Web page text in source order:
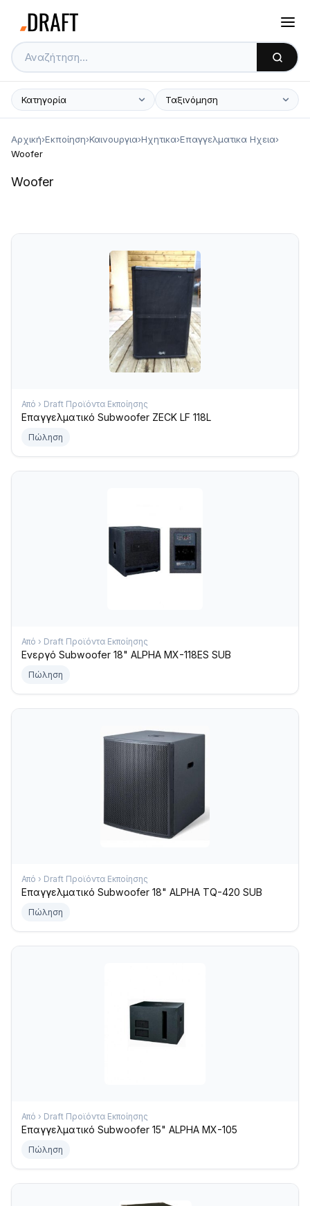
Αρχική›Εκποίηση›Καινουργια›Ηχητικα›Επαγγελματικα Ηχεια›
Woofer
Woofer
Από › Draft Προϊόντα Εκποίησης
Επαγγελματικό Subwoofer ZECK LF 118L
Πώληση
Από › Draft Προϊόντα Εκποίησης
Ενεργό Subwoofer 18" ALPHA MX-118ES SUB
Πώληση
Από › Draft Προϊόντα Εκποίησης
Επαγγελματικό Subwoofer 18" ALPHA TQ-420 SUB
Πώληση
Από › Draft Προϊόντα Εκποίησης
Επαγγελματικό Subwoofer 15" ALPHA MX-105
Πώληση